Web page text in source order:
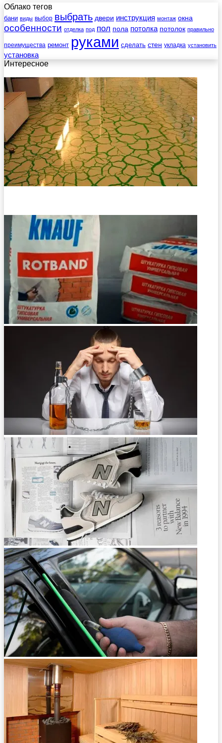
Облако тегов
бани виды выбор выбрать двери инструкция монтаж окна
особенности отделка под пол пола потолка потолок правильно
преимущества ремонт руками сделать стен укладка установить
установка
Интересное